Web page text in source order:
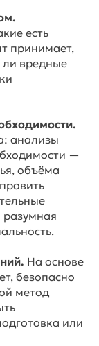
есть
принимает,
ли вредные
анализы
—
объёма
разумная
На основе
безопасно
метод
или